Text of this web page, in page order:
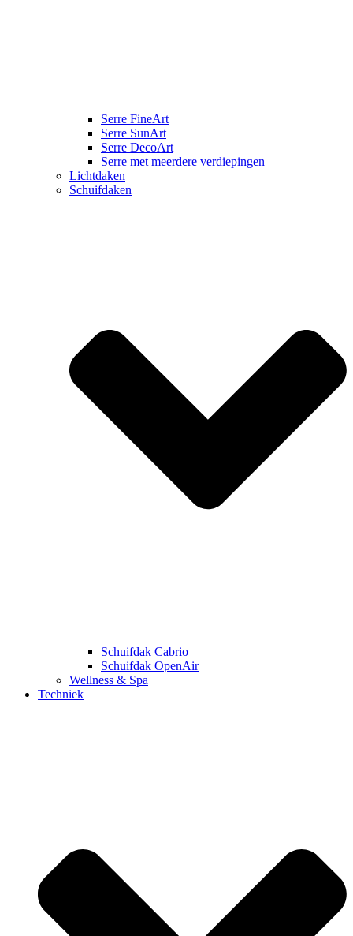
Serre FineArt
Serre SunArt
Serre DecoArt
Serre met meerdere verdiepingen
Lichtdaken
Schuifdaken
Schuifdak Cabrio
Schuifdak OpenAir
Wellness & Spa
Techniek